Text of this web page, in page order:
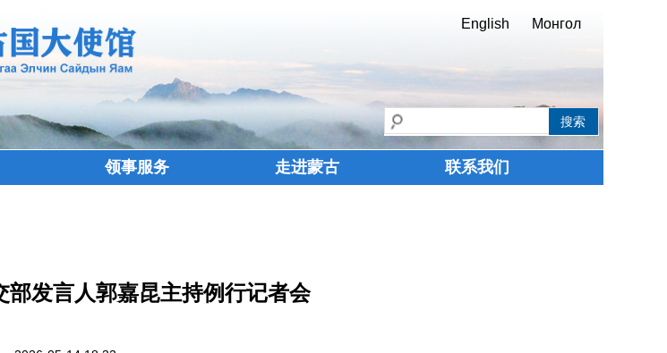
English Монгол
领事服务 走进蒙古 联系我们
部发言人郭嘉昆主持例行记者会